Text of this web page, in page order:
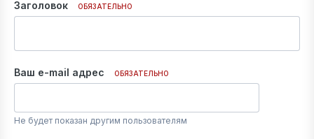
Заголовок ОБЯЗАТЕЛЬНО
Ваш e-mail адрес ОБЯЗАТЕЛЬНО
Не будет показан другим пользователям